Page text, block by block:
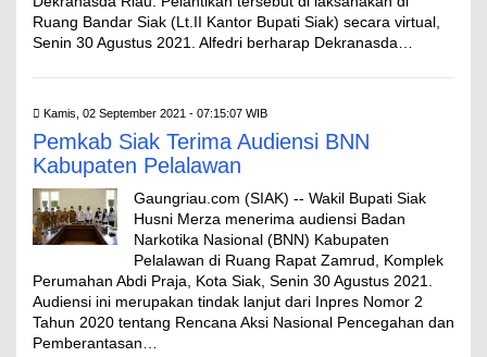
Ruang Bandar Siak (Lt.II Kantor Bupati Siak) secara virtual,
Senin 30 Agustus 2021. Alfedri berharap Dekranasda…
Kamis, 02 September 2021 - 07:15:07 WIB
Pemkab Siak Terima Audiensi BNN
Kabupaten Pelalawan
Gaungriau.com (SIAK) -- Wakil Bupati Siak
Husni Merza menerima audiensi Badan
Narkotika Nasional (BNN) Kabupaten
Pelalawan di Ruang Rapat Zamrud, Komplek
Perumahan Abdi Praja, Kota Siak, Senin 30 Agustus 2021.
Audiensi ini merupakan tindak lanjut dari Inpres Nomor 2
Tahun 2020 tentang Rencana Aksi Nasional Pencegahan dan
Pemberantasan…